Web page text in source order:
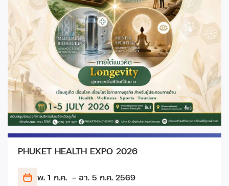
PHUKET HEALTH EXPO 2026
พ. 1 ก.ค. - อา. 5 ก.ค. 2569